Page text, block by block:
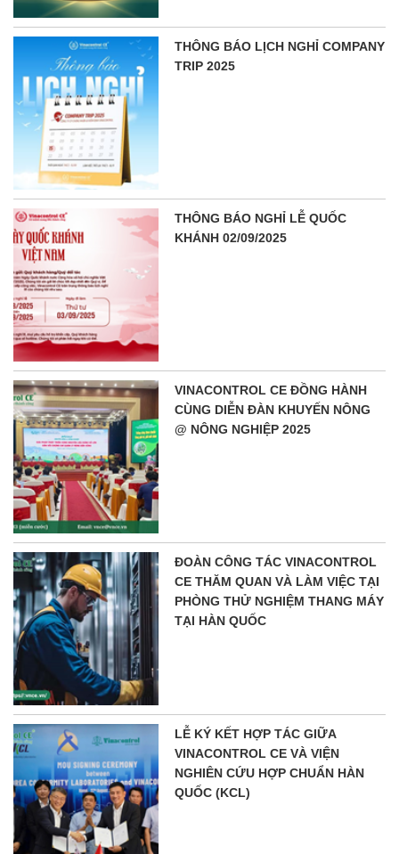
THÔNG BÁO LỊCH NGHỈ COMPANY
TRIP 2025
THÔNG BÁO NGHỈ LỄ QUỐC
KHÁNH 02/09/2025
VINACONTROL CE ĐỒNG HÀNH
CÙNG DIỄN ĐÀN KHUYẾN NÔNG
@ NÔNG NGHIỆP 2025
ĐOÀN CÔNG TÁC VINACONTROL
CE THĂM QUAN VÀ LÀM VIỆC TẠI
PHÒNG THỬ NGHIỆM THANG MÁY
TẠI HÀN QUỐC
LỄ KÝ KẾT HỢP TÁC GIỮA
VINACONTROL CE VÀ VIỆN
NGHIÊN CỨU HỢP CHUẨN HÀN
QUỐC (KCL)